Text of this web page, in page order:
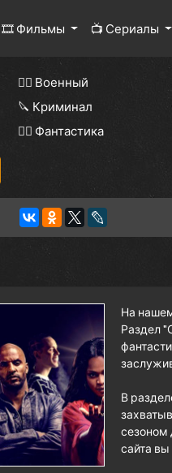
🎞 Фильмы 📺 Сериалы
👨‍✈️ Военный
🔪 Криминал
🧙‍♀️ Фантастика
На
Раздел
В
сезоном
сайта